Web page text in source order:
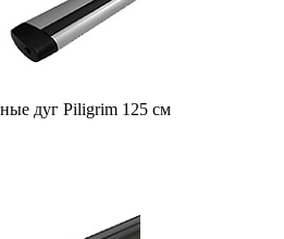
дуг Piligrim 125 см